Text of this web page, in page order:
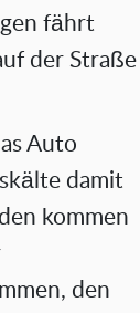
fährt
der Straße
Auto
damit
kommen
den